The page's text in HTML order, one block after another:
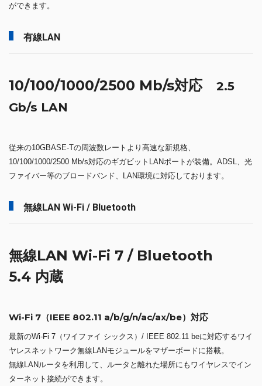
ができます。
有線LAN
10/100/1000/2500 Mb/s対応 2.5
Gb/s LAN
従来の10GBASE-Tの周波数レートより高速な新規格、
10/100/1000/2500 Mb/s対応のギガビットLANポートが装備。ADSL、光
ファイバー等のブロードバンド、LAN環境に対応しております。
無線LAN Wi-Fi / Bluetooth
無線LAN Wi-Fi 7 / Bluetooth
5.4 内蔵
Wi-Fi 7（IEEE 802.11 a/b/g/n/ac/ax/be）対応
最新のWi-Fi 7（ワイファイ シックス）/ IEEE 802.11 beに対応するワイ
ヤレスネットワーク無線LANモジュールをマザーボードに搭載。
無線LANルータを利用して、ルータと離れた場所にもワイヤレスでイン
ターネット接続ができます。